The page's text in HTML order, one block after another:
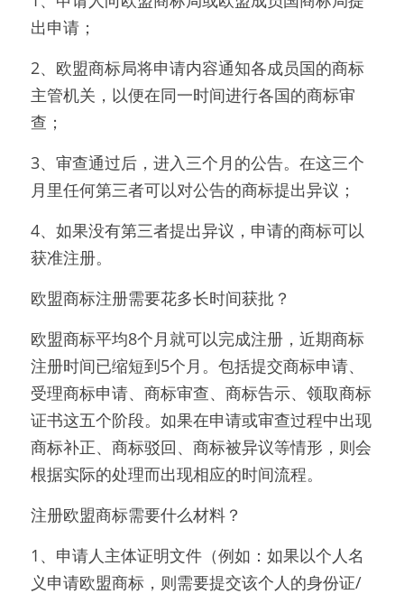
出申请；
2、欧盟商标局将申请内容通知各成员国的商标
主管机关，以便在同一时间进行各国的商标审
查；
3、审查通过后，进入三个月的公告。在这三个
月里任何第三者可以对公告的商标提出异议；
4、如果没有第三者提出异议，申请的商标可以
获准注册。
欧盟商标注册需要花多长时间获批？
欧盟商标平均8个月就可以完成注册，近期商标
注册时间已缩短到5个月。包括提交商标申请、
受理商标申请、商标审查、商标告示、领取商标
证书这五个阶段。如果在申请或审查过程中出现
商标补正、商标驳回、商标被异议等情形，则会
根据实际的处理而出现相应的时间流程。
注册欧盟商标需要什么材料？
1、申请人主体证明文件（例如：如果以个人名
义申请欧盟商标，则需要提交该个人的身份证/